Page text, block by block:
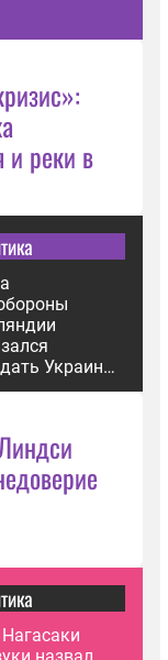
и реки в
Украине
для Patriot